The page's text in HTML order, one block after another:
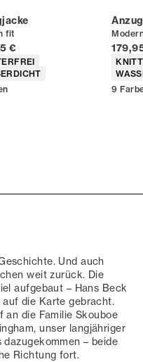
fit
€ Preis
9
Und auch
weit zurück. Die
aufgebaut – Hans Beck
die Karte gebracht.
an die Familie Skouboe
unser langjähriger
– beide
Richtung fort.